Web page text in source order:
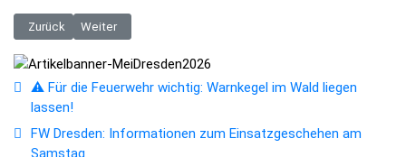
Vorheriger Beitrag: „Angriff der Klon-Callcenter“ – Spam-Welle im
Zurück Nächster Beitrag: Luftballons: In zwei Produkten mehr
Weiter
⚠️ Für die Feuerwehr wichtig: Warnkegel im Wald liegen
lassen!
FW Dresden: Informationen zum Einsatzgeschehen am
Samstag